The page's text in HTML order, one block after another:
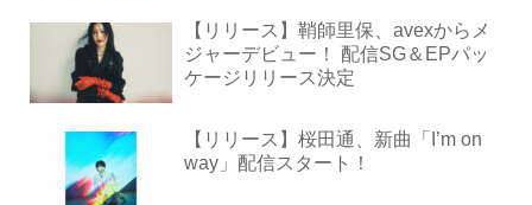
【リリース】鞘師里保、avexからメ
ジャーデビュー！ 配信SG＆EPパッ
ケージリリース決定
【リリース】桜田通、新曲「I’m on
way」配信スタート！